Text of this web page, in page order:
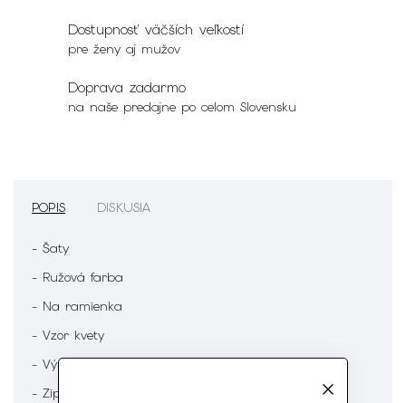
Dostupnosť väčších veľkostí
pre ženy aj mužov
Doprava zadarmo
na naše predajne po celom Slovensku
POPIS DISKUSIA
- Šaty
- Ružová farba
- Na ramienka
- Vzor kvety
- Výstrih
- Zips